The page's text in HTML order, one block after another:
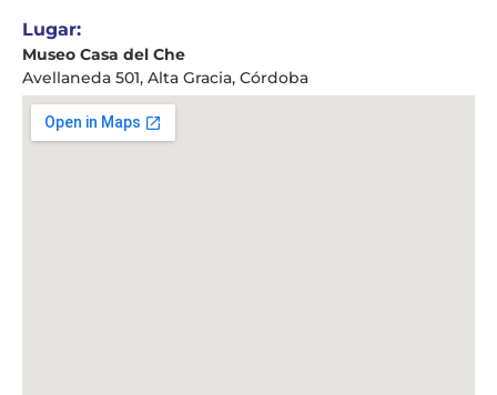
Lugar:
Museo Casa del Che
Avellaneda 501, Alta Gracia, Córdoba